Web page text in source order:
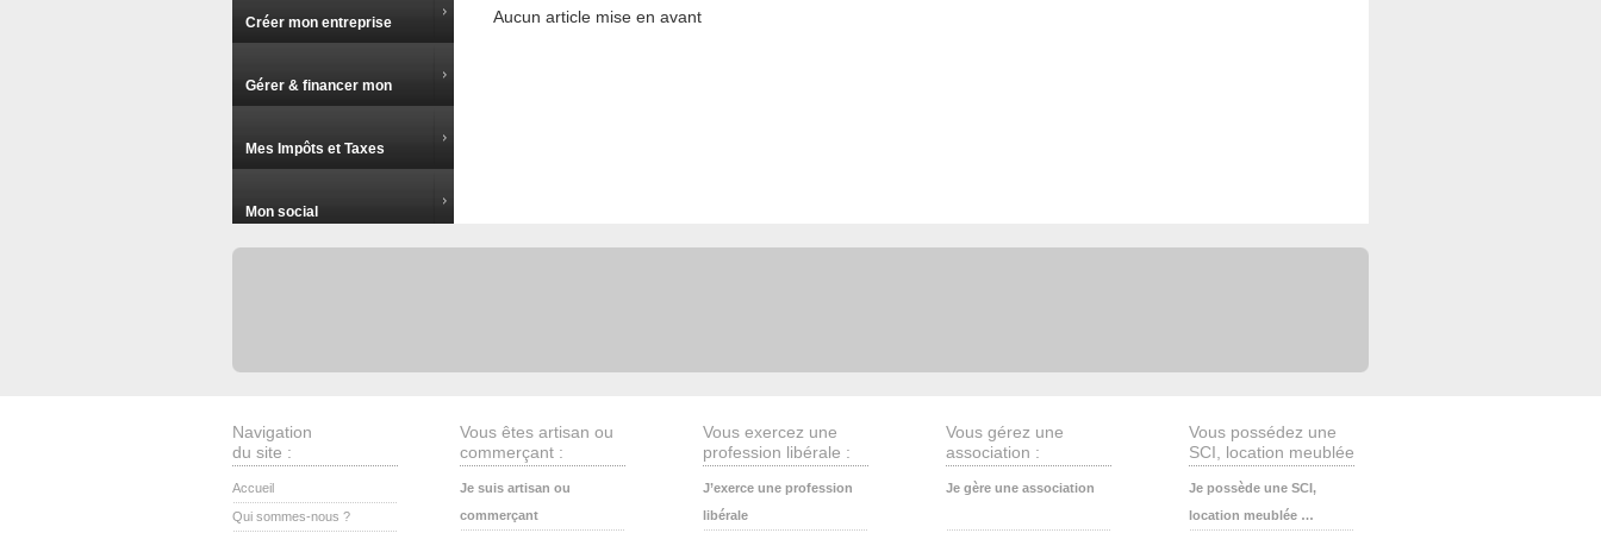
Créer mon entreprise
Gérer & financer mon
entreprise
Mes Impôts et Taxes
Mon social
Aucun article mise en avant
Navigation
du site :
Accueil
Qui sommes-nous ?
Vous êtes artisan ou
commerçant :
Je suis artisan ou
commerçant
Vous exercez une
profession libérale :
J’exerce une profession
libérale
Vous gérez une
association :
Je gère une association
Vous possédez une
SCI, location meublée
Je possède une SCI,
location meublée …